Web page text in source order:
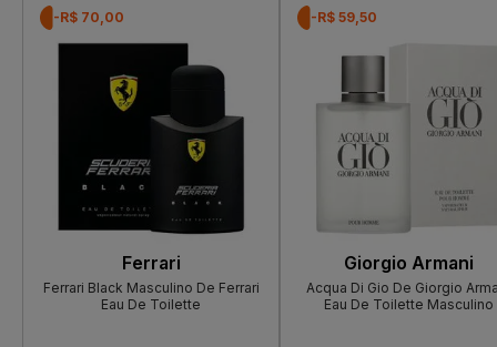
-R$ 70,00
Ferrari
Ferrari Black Masculino De Ferrari
Eau De Toilette
-R$ 59,50
Giorgio Armani
Acqua Di Gio De Giorgio
Eau De Toilette Masculino